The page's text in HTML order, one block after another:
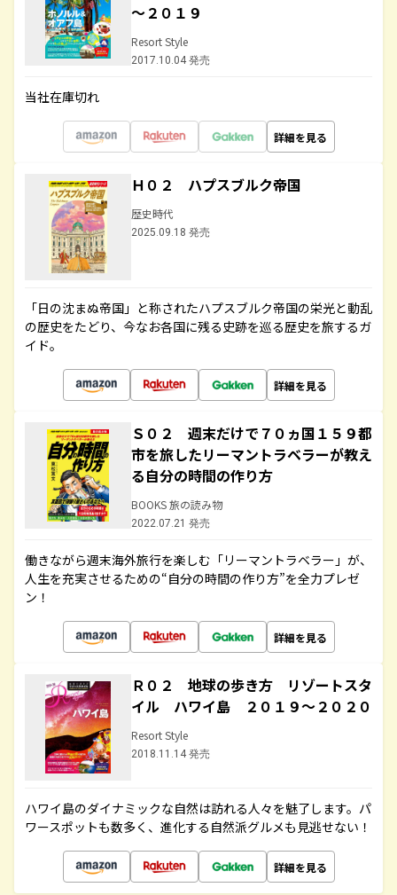
～２０１９
Resort Style
2017.10.04 発売
当社在庫切れ
詳細を見る
Ｈ０２ ハプスブルク帝国
歴史時代
2025.09.18 発売
「日の沈まぬ帝国」と称されたハプスブルク帝国の栄光と動乱
の歴史をたどり、今なお各国に残る史跡を巡る歴史を旅するガ
イド。
詳細を見る
Ｓ０２ 週末だけで７０ヵ国１５９都
市を旅したリーマントラベラーが教え
る自分の時間の作り方
BOOKS 旅の読み物
2022.07.21 発売
働きながら週末海外旅行を楽しむ「リーマントラベラー」が、
人生を充実させるための“自分の時間の作り方”を全力プレゼ
ン！
詳細を見る
Ｒ０２ 地球の歩き方 リゾートスタ
イル ハワイ島 ２０１９～２０２０
Resort Style
2018.11.14 発売
ハワイ島のダイナミックな自然は訪れる人々を魅了します。パ
ワースポットも数多く、進化する自然派グルメも見逃せない！
詳細を見る